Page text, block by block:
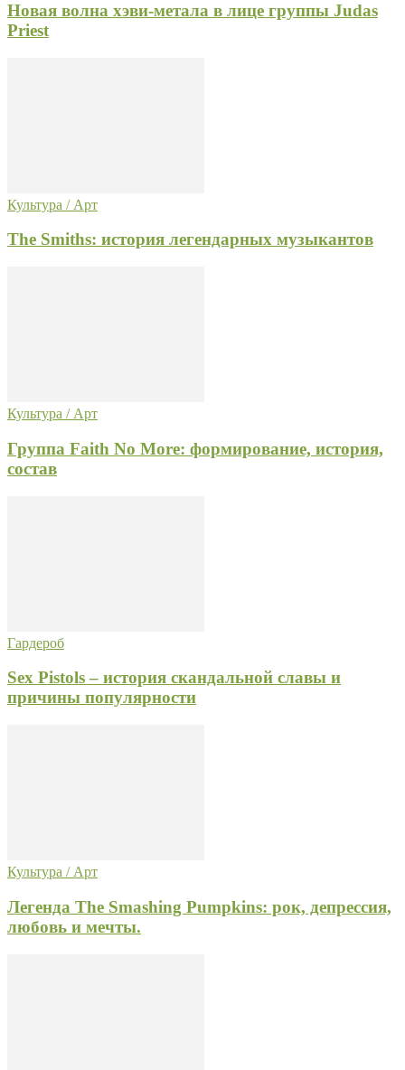
Новая волна хэви-метала в лице группы Judas
Priest
Культура / Арт
The Smiths: история легендарных музыкантов
Культура / Арт
Группа Faith No More: формирование, история,
состав
Гардероб
Sex Pistols – история скандальной славы и
причины популярности
Культура / Арт
Легенда The Smashing Pumpkins: рок, депрессия,
любовь и мечты.